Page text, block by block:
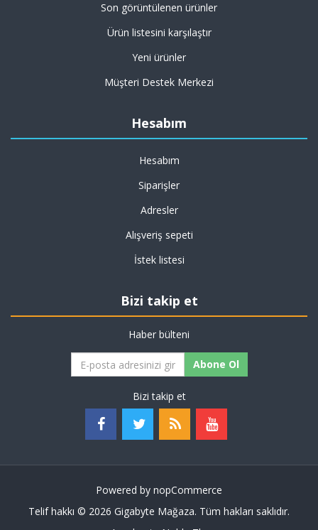
Son görüntülenen ürünler
Ürün listesini karşılaştır
Yeni ürünler
Müşteri Destek Merkezi
Hesabım
Hesabım
Siparişler
Adresler
Alışveriş sepeti
İstek listesi
Bizi takip et
Haber bülteni
Abone Ol
Bizi takip et
Powered by nopCommerce
Telif hakkı © 2026 Gigabyte Mağaza. Tüm hakları saklıdır.